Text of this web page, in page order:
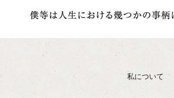
私について